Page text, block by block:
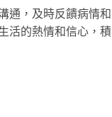
通，及時反饋病情和
活的熱情和信心，積